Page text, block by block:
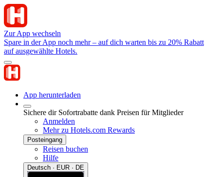
Zur App wechseln
Spare in der App noch mehr – auf dich warten bis zu 20% Rabatt
auf ausgewählte Hotels.
App herunterladen
Sichere dir Sofortrabatte dank Preisen für Mitglieder
Anmelden
Mehr zu Hotels.com Rewards
Posteingang
Reisen buchen
Hilfe
Deutsch · EUR · DE